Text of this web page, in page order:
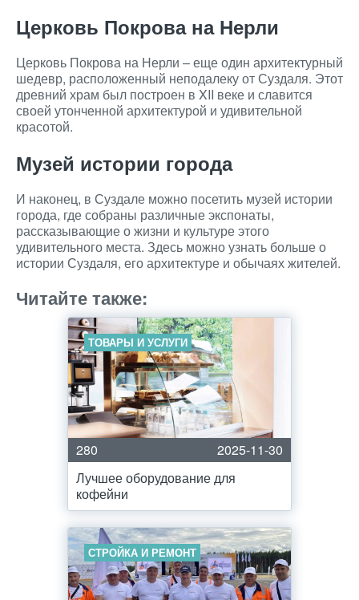
Церковь Покрова на Нерли
Церковь Покрова на Нерли – еще один архитектурный
шедевр, расположенный неподалеку от Суздаля. Этот
древний храм был построен в XII веке и славится
своей утонченной архитектурой и удивительной
красотой.
Музей истории города
И наконец, в Суздале можно посетить музей истории
города, где собраны различные экспонаты,
рассказывающие о жизни и культуре этого
удивительного места. Здесь можно узнать больше о
истории Суздаля, его архитектуре и обычаях жителей.
Читайте также:
ТОВАРЫ И УСЛУГИ
280
2025-11-30
Лучшее оборудование для
кофейни
СТРОЙКА И РЕМОНТ